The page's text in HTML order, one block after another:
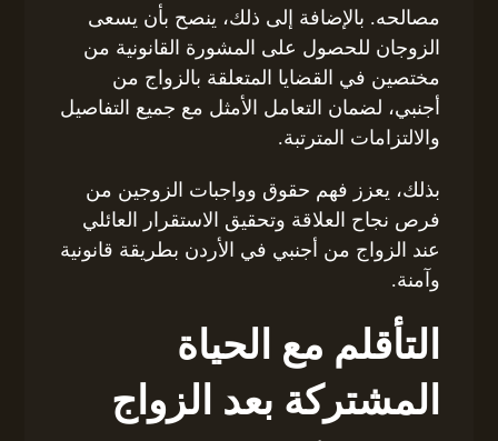
مصالحه. بالإضافة إلى ذلك، ينصح بأن يسعى
الزوجان للحصول على المشورة القانونية من
مختصين في القضايا المتعلقة بالزواج من
أجنبي، لضمان التعامل الأمثل مع جميع التفاصيل
والالتزامات المترتبة.
بذلك، يعزز فهم حقوق وواجبات الزوجين من
فرص نجاح العلاقة وتحقيق الاستقرار العائلي
عند الزواج من أجنبي في الأردن بطريقة قانونية
وآمنة.
التأقلم مع الحياة
المشتركة بعد الزواج